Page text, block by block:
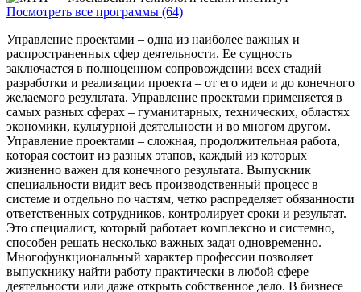
Посмотреть все программы (64)
Управление проектами – одна из наиболее важных и
распространенных сфер деятельности. Ее сущность
заключается в полноценном сопровождении всех стадий
разработки и реализации проекта – от его идеи и до конечного
желаемого результата. Управление проектами применяется в
самых разных сферах – гуманитарных, технических, областях
экономики, культурной деятельности и во многом другом.
Управление проектами – сложная, продолжительная работа,
которая состоит из разных этапов, каждый из которых
жизненно важен для конечного результата. Выпускник
специальности видит весь производственный процесс в
системе и отдельно по частям, четко распределяет обязанности
ответственных сотрудников, контролирует сроки и результат.
Это специалист, который работает комплексно и системно,
способен решать несколько важных задач одновременно.
Многофункциональный характер профессии позволяет
выпускнику найти работу практически в любой сфере
деятельности или даже открыть собственное дело. В бизнесе